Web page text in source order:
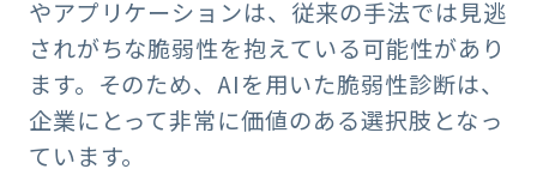
やアプリケーションは、従来の手法では見逃
されがちな脆弱性を抱えている可能性があり
ます。そのため、AIを用いた脆弱性診断は、
企業にとって非常に価値のある選択肢となっ
ています。